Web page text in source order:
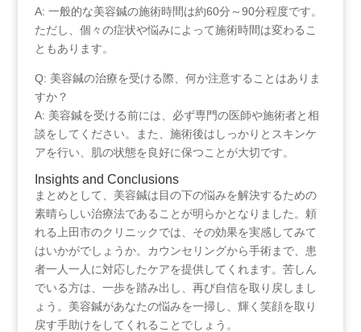
A: 一般的な美容鍼の施術時間は約60分～90分程度です。
ただし、個々の症状や悩みによって施術時間は変わるこ
ともあります。
Q: ‍美容鍼の治療を受ける際、何か注意することはありま
すか？
A: 美容鍼を受ける前には、必ず専門の医師や施術者と相
談をしてください。また、施術後はしっかりとスキンケ
アを行い、肌の状態を良好に保つことが大切です。⁤
Insights and Conclusions
まとめとして、美容鍼は目の下の悩みを解決するための
素晴らしい治療法であることが明らかとなりました。頼
れる上田市のクリニックでは、その効果を実感してみて
はいかがでしょうか。カウンセリングから手術まで、患
者一人一人に対応したケアを提供してくれます。苦しん
でいる方は、一歩を踏み出し、再び自信を取り戻しまし
ょう。美容鍼があなたの悩みを一掃し、輝く笑顔を取り
戻す手助けをしてくれることでしょう。